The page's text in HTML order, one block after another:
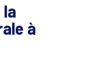
la
à